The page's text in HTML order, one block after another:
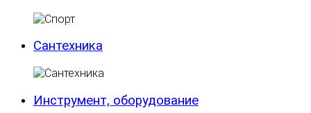
Сантехника
Инструмент, оборудование